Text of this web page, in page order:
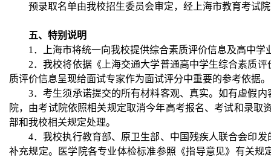
预录取名单由我校招生委员会审定，经上海市教育考试
五、特别说明
1．上海市将统一向我校提供综合素质评价信息及高中学
2．我校将依据《上海交通大学普通高中学生综合素质
质评价信息呈现给面试专家作为面试评分中重要的参考依据。
3．考生须承诺提交的所有材料客观、真实。如有虚假
院，由考试院依照相关规定取消今年高考报名、考试和录
部和我校相关规定处理。
4．我校执行教育部、原卫生部、中国残疾人联合会印
补充规定。医学院各专业体检标准参照《指导意见》有关